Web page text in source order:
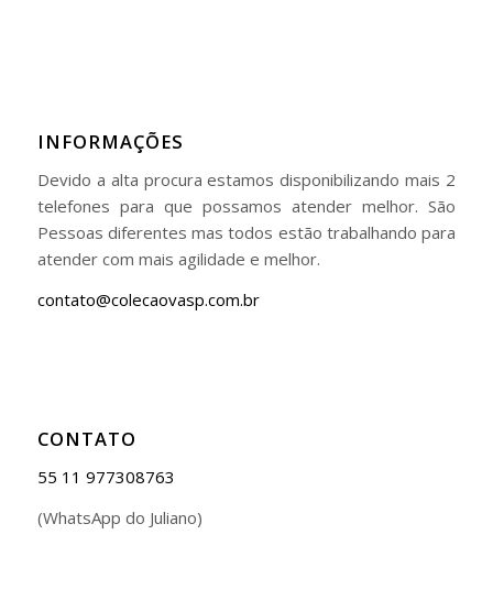
INFORMAÇÕES
Devido a alta procura estamos disponibilizando mais 2
telefones para que possamos atender melhor. São
Pessoas diferentes mas todos estão trabalhando para
atender com mais agilidade e melhor.
contato@colecaovasp.com.br
CONTATO
55 11 977308763
(WhatsApp do Juliano)